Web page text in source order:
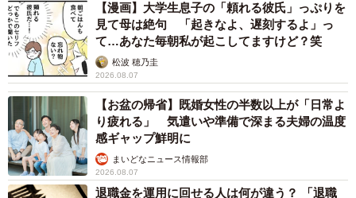
【漫画】大学生息子の「頼れる彼氏」っぷりを
見て母は絶句 「起きなよ、遅刻するよ」っ
て…あなた毎朝私が起こしてますけど？笑
松波 穂乃圭
2026.08.07
【お盆の帰省】既婚女性の半数以上が「日常よ
り疲れる」 気遣いや準備で深まる夫婦の温度
感ギャップ鮮明に
まいどなニュース情報部
2026.08.07
退職金を運用に回せる人は何が違う？ 「退職